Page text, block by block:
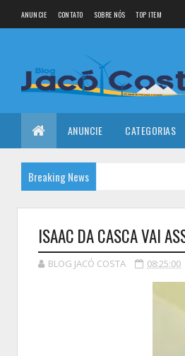
ANUNCIE CONTATO SOBRE NÓS TOP ITEM
ANUNCIE CATEGORIAS
Breaking News
ISAAC DA CASCA VAI
BLOG JACÓ COSTA 08:25:00